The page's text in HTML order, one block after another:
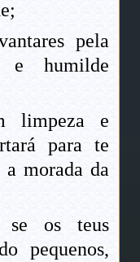
pela
e humilde
limpeza e
para te
morada da
os teus
pequenos,